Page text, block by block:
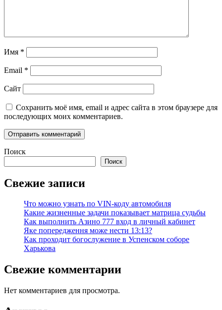
Имя *
Email *
Сайт
Сохранить моё имя, email и адрес сайта в этом браузере для
последующих моих комментариев.
Поиск
Поиск
Свежие записи
Что можно узнать по VIN-коду автомобиля
Какие жизненные задачи показывает матрица судьбы
Как выполнить Азино 777 вход в личный кабинет
Яке попередження може нести 13:13?
Как проходит богослужение в Успенском соборе
Харькова
Свежие комментарии
Нет комментариев для просмотра.